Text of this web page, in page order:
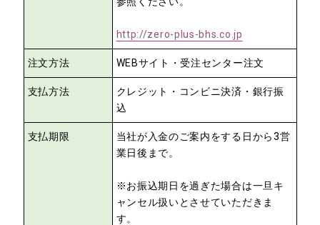
http://zero-plus-bhs.co.jp
注文方法 WEBサイト・受注センター注文
支払方法
クレジット・コンビニ決済・銀行振
込
支払期限
当社が入金のご案内をする日から3営
業日後まで。
※お振込期日を過ぎた場合は一旦キ
ャンセル扱いとさせていただきま
す。